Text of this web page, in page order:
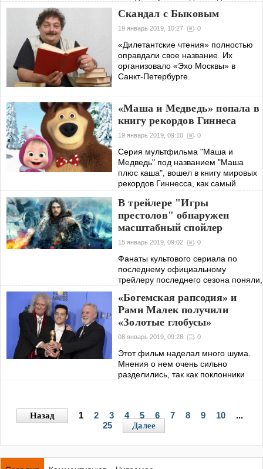
которой описывает события жизни
блокадного Ленинграда.
Скандал с Быковым
19 январь 2019, 10:27 0
«Дилетантские чтения» полностью
оправдали свое название. Их
организовало «Эхо Москвы» в
Санкт-Петербурге.
«Маша и Медведь» попала в
книгу рекордов Гиннеса
19 январь 2019, 09:10 0
Серия мультфильма "Маша и
Медведь" под названием "Маша
плюс каша", вошел в книгу мировых
рекордов Гиннесса, как самый
просматриваемый анимационный
ролик на YouTube, набравший более
3,4 миллиарда
В трейлере "Игры
престолов" обнаружен
масштабный спойлер
15 январь 2019, 09:02 0
Фанаты культового сериала по
последнему официальному
трейлеру последнего сезона поняли,
«Богемская рапсодия» и
Рами Малек получили
«Золотые глобусы»
08 январь 2019, 09:28 0
Этот фильм наделал много шума.
Мнения о нем очень сильно
разделились, так как поклонники
Назад
1 2 3 4 5 6 7 8 9 10
...
25
Далее